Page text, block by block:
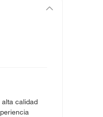
alta calidad